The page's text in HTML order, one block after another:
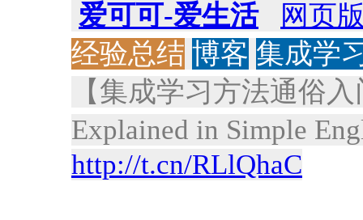
爱可可-爱生活
网页
经验总结 博客 集成学
【集成学习方法通俗
Explained in Simple
http://t.cn/RLlQhaC